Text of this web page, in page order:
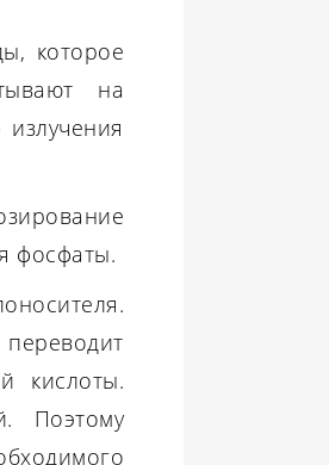
которое
на
фосфаты.
кислоты.
Поэтому